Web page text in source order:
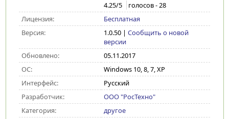
4.25/5 голосов -28
Лицензия:
Бесплатная
Версия:
1.0.50| Сообщить о новой
версии
Обновлено:
05.11.2017
ОС:
Windows 10, 8, 7, XP
Интерфейс:
Русский
Разработчик:
ООО "РосТехно"
Категория:
другое